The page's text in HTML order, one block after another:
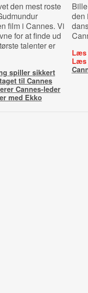
den mest roste
film i Cannes. Vi
for at finde ud
talenter er
spiller sikkert
til Cannes
Cannes-leder
med Ekko
den
Læs
Læs